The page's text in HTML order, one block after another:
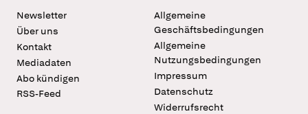
Newsletter
Über uns
Kontakt
Mediadaten
Abo kündigen
RSS-Feed
Allgemeine
Geschäftsbedingungen
Allgemeine
Nutzungsbedingungen
Impressum
Datenschutz
Widerrufsrecht